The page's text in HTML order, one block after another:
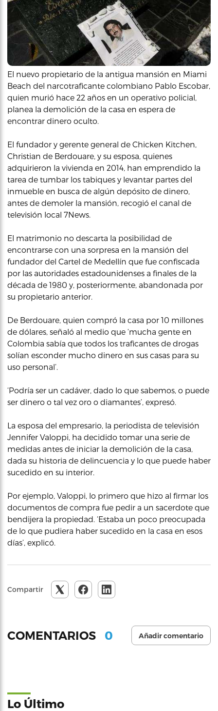
El nuevo propietario de la antigua mansión en Miami
Beach del narcotraficante colombiano Pablo Escobar,
quien murió hace 22 años en un operativo policial,
planea la demolición de la casa en espera de
encontrar dinero oculto.
El fundador y gerente general de Chicken Kitchen,
Christian de Berdouare, y su esposa, quienes
adquirieron la vivienda en 2014, han emprendido la
tarea de tumbar los tabiques y levantar partes del
inmueble en busca de algún depósito de dinero,
antes de demoler la mansión, recogió el canal de
televisión local 7News.
El matrimonio no descarta la posibilidad de
encontrarse con una sorpresa en la mansión del
fundador del Cartel de Medellín que fue confiscada
por las autoridades estadounidenses a finales de la
década de 1980 y, posteriormente, abandonada por
su propietario anterior.
De Berdouare, quien compró la casa por 10 millones
de dólares, señaló al medio que ‘mucha gente en
Colombia sabía que todos los traficantes de drogas
solían esconder mucho dinero en sus casas para su
uso personal’.
‘Podría ser un cadáver, dado lo que sabemos, o puede
ser dinero o tal vez oro o diamantes’, expresó.
La esposa del empresario, la periodista de televisión
Jennifer Valoppi, ha decidido tomar una serie de
medidas antes de iniciar la demolición de la casa,
dada su historia de delincuencia y lo que puede haber
sucedido en su interior.
Por ejemplo, Valoppi, lo primero que hizo al firmar los
documentos de compra fue pedir a un sacerdote que
bendijera la propiedad. ‘Estaba un poco preocupada
de lo que pudiera haber sucedido en la casa en esos
días’, explicó.
Compartir
COMENTARIOS 0 Añadir comentario
Lo Último